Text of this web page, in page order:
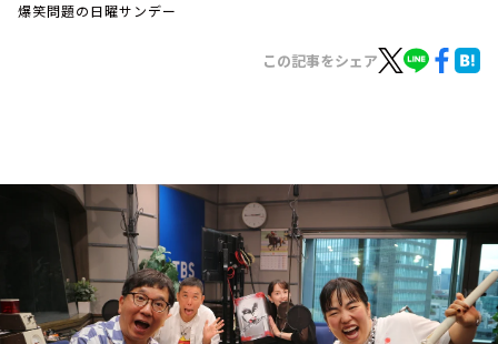
お知らせ
イベント・グッズ
YouTube
会社情報
爆笑問題の日曜サンデー
この記事をシェア